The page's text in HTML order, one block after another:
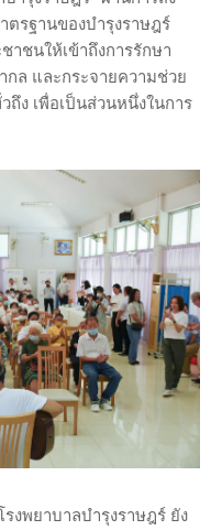
รฐานของบำรุงราษฎร์
าชนให้เข้าถึงการรักษา
ล และกระจายความช่วย
ง เพื่อเป็นส่วนหนึ่งในการ
งพยาบาลบำรุงราษฎร์ ยัง